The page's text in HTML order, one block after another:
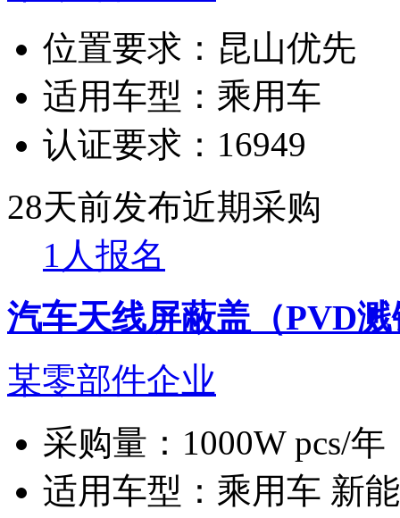
位置要求： 昆山优先
适用车型： 乘用车
认证要求： 16949
28天前发布近期采购
1人报名
汽车天线屏蔽盖（PVD
某零部件企业
采购量： 1000W pcs/年
适用车型： 乘用车 新